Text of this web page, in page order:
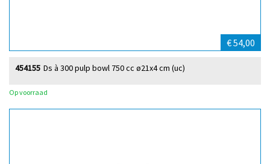
€ 54,00
Ds à 300 pulp bowl 750 cc ø21x4 cm (uc)
454155
Op voorraad